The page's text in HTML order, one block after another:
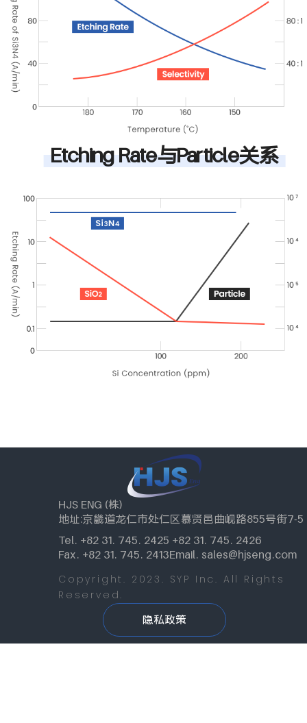
Etching Rate与Particle关系
HJS ENG (株)
地址:京畿道龙仁市处仁区慕贤邑曲岘路855号街7-5
Tel. +82 31. 745. 2425 +82 31. 745. 2426
Fax. +82 31. 745. 2413Email. sales@hjseng.com
Copyright. 2023. SYP Inc. All Rights
Reserved.
隐私政策